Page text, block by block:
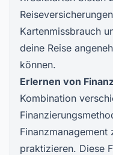
Kartenmissbrauch
deine Reise
können.
Erlernen von
Kombination
Finanzmanagement
praktizieren. Diese